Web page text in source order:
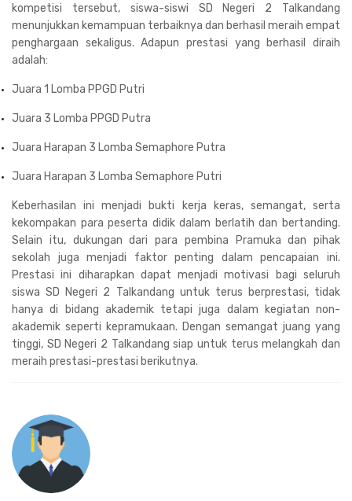
kompetisi tersebut, siswa-siswi SD Negeri 2 Talkandang
menunjukkan kemampuan terbaiknya dan berhasil meraih empat
penghargaan sekaligus. Adapun prestasi yang berhasil diraih
adalah:
Juara 1 Lomba PPGD Putri
Juara 3 Lomba PPGD Putra
Juara Harapan 3 Lomba Semaphore Putra
Juara Harapan 3 Lomba Semaphore Putri
Keberhasilan ini menjadi bukti kerja keras, semangat, serta
kekompakan para peserta didik dalam berlatih dan bertanding.
Selain itu, dukungan dari para pembina Pramuka dan pihak
sekolah juga menjadi faktor penting dalam pencapaian ini.
Prestasi ini diharapkan dapat menjadi motivasi bagi seluruh
siswa SD Negeri 2 Talkandang untuk terus berprestasi, tidak
hanya di bidang akademik tetapi juga dalam kegiatan non-
akademik seperti kepramukaan. Dengan semangat juang yang
tinggi, SD Negeri 2 Talkandang siap untuk terus melangkah dan
meraih prestasi-prestasi berikutnya.